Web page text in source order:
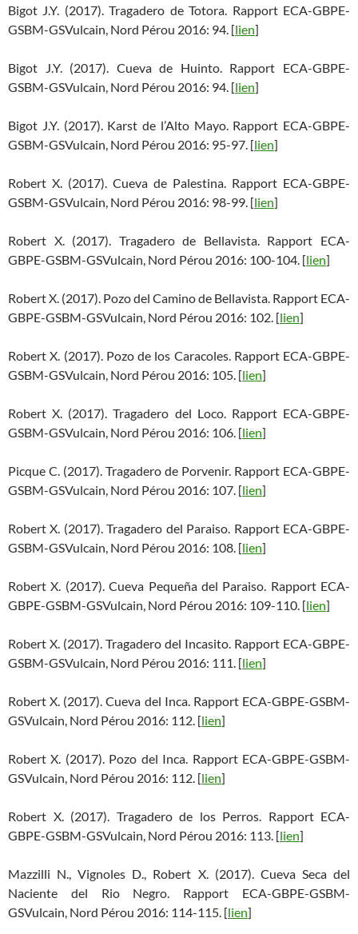
Bigot J.Y. (2017). Tragadero de Totora. Rapport ECA-GBPE-
GSBM-GSVulcain, Nord Pérou 2016: 94. [lien]
Bigot J.Y. (2017). Cueva de Huinto. Rapport ECA-GBPE-
GSBM-GSVulcain, Nord Pérou 2016: 94. [lien]
Bigot J.Y. (2017). Karst de l’Alto Mayo. Rapport ECA-GBPE-
GSBM-GSVulcain, Nord Pérou 2016: 95-97. [lien]
Robert X. (2017). Cueva de Palestina. Rapport ECA-GBPE-
GSBM-GSVulcain, Nord Pérou 2016: 98-99. [lien]
Robert X. (2017). Tragadero de Bellavista. Rapport ECA-
GBPE-GSBM-GSVulcain, Nord Pérou 2016: 100-104. [lien]
Robert X. (2017). Pozo del Camino de Bellavista. Rapport ECA-
GBPE-GSBM-GSVulcain, Nord Pérou 2016: 102. [lien]
Robert X. (2017). Pozo de los Caracoles. Rapport ECA-GBPE-
GSBM-GSVulcain, Nord Pérou 2016: 105. [lien]
Robert X. (2017). Tragadero del Loco. Rapport ECA-GBPE-
GSBM-GSVulcain, Nord Pérou 2016: 106. [lien]
Picque C. (2017). Tragadero de Porvenir. Rapport ECA-GBPE-
GSBM-GSVulcain, Nord Pérou 2016: 107. [lien]
Robert X. (2017). Tragadero del Paraiso. Rapport ECA-GBPE-
GSBM-GSVulcain, Nord Pérou 2016: 108. [lien]
Robert X. (2017). Cueva Pequeña del Paraiso. Rapport ECA-
GBPE-GSBM-GSVulcain, Nord Pérou 2016: 109-110. [lien]
Robert X. (2017). Tragadero del Incasito. Rapport ECA-GBPE-
GSBM-GSVulcain, Nord Pérou 2016: 111. [lien]
Robert X. (2017). Cueva del Inca. Rapport ECA-GBPE-GSBM-
GSVulcain, Nord Pérou 2016: 112. [lien]
Robert X. (2017). Pozo del Inca. Rapport ECA-GBPE-GSBM-
GSVulcain, Nord Pérou 2016: 112. [lien]
Robert X. (2017). Tragadero de los Perros. Rapport ECA-
GBPE-GSBM-GSVulcain, Nord Pérou 2016: 113. [lien]
Mazzilli N., Vignoles D., Robert X. (2017). Cueva Seca del
Naciente del Rio Negro. Rapport ECA-GBPE-GSBM-
GSVulcain, Nord Pérou 2016: 114-115. [lien]